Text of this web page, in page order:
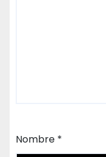
Nombre *